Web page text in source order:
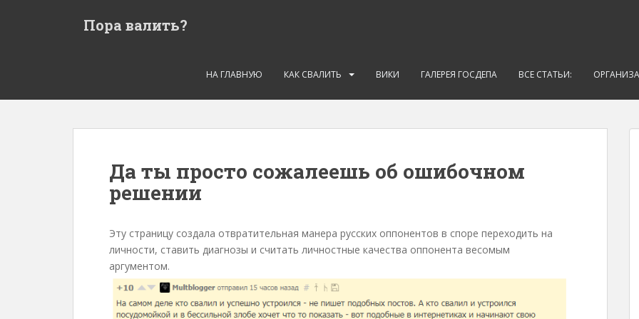
Пора валить?
НА ГЛАВНУЮ КАК СВАЛИТЬ ВИКИ ГАЛЕРЕЯ ГОСДЕПА ВСЕ СТАТЬИ:
Да ты просто сожалеешь об ошибочном
решении
Эту страницу создала отвратительная манера русских оппонентов в споре переходить на
личности, ставить диагнозы и считать личностные качества оппонента весомым
аргументом.